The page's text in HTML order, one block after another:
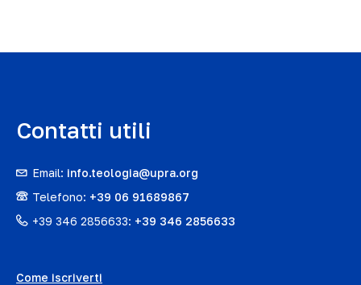
Contatti utili
Email: info.teologia@upra.org
Telefono: +39 06 91689867
+39 346 2856633: +39 346 2856633
Come iscriverti